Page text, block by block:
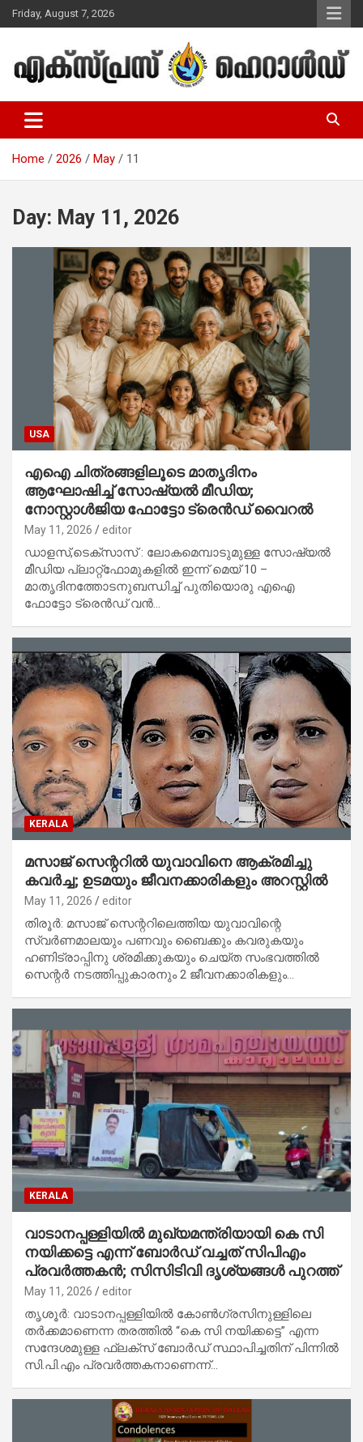
Skip
to
Friday, August 7, 2026
Express Herald – Malayalam
Christian News
Home 2026 May 11
Day: May 11, 2026
USA
എഐ ചിത്രങ്ങളിലൂടെ മാതൃദിനം
ആഘോഷിച്ച് സോഷ്യൽ മീഡിയ;
നോസ്റ്റാൾജിയ ഫോട്ടോ ട്രെൻഡ് വൈറൽ
May 11, 2026 editor
ഡാളസ്,ടെക്സാസ് : ലോകമെമ്പാടുമുള്ള സോഷ്യൽ
മീഡിയ പ്ലാറ്റ്‌ഫോമുകളിൽ ഇന്ന് മെയ് 10 –
മാതൃദിനത്തോടനുബന്ധിച്ച് പുതിയൊരു എഐ
ഫോട്ടോ ട്രെൻഡ് വൻ…
KERALA
മസാജ് സെന്ററിൽ യുവാവിനെ ആക്രമിച്ചു
കവർച്ച; ഉടമയും ജീവനക്കാരികളും അറസ്റ്റിൽ
May 11, 2026 editor
തിരൂർ: മസാജ് സെന്ററിലെത്തിയ യുവാവിന്റെ
സ്വർണമാലയും പണവും ബൈക്കും കവരുകയും
ഹണിട്രാപ്പിനു ശ്രമിക്കുകയും ചെയ്ത സംഭവത്തി‍ൽ
സെന്റർ നടത്തിപ്പുകാരനും 2 ജീവനക്കാരികളും…
KERALA
വാടാനപ്പള്ളിയിൽ മുഖ്യമന്ത്രിയായി കെ സി
നയിക്കട്ടെ എന്ന് ബോര്‍ഡ് വച്ചത് സിപിഎം
പ്രവർത്തകൻ; സിസിടിവി ദൃശ്യങ്ങൾ പുറത്ത്
May 11, 2026 editor
തൃശൂര്‍: വാടാനപ്പള്ളിയിൽ കോൺഗ്രസിനുള്ളിലെ
തർക്കമാണെന്ന തരത്തിൽ “കെ സി നയിക്കട്ടെ” എന്ന
സന്ദേശമുള്ള ഫ്ലക്സ് ബോർഡ് സ്ഥാപിച്ചതിന് പിന്നിൽ
സി.പി.എം പ്രവർത്തകനാണെന്ന്…